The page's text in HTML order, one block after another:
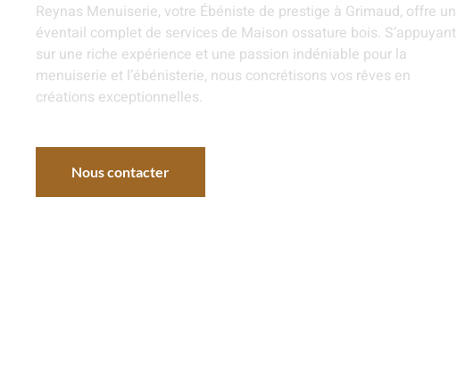
Reynas Menuiserie, votre Ébéniste de prestige à Grimaud, offre un
éventail complet de services de Maison ossature bois. S’appuyant
sur une riche expérience et une passion indéniable pour la
menuiserie et l’ébénisterie, nous concrétisons vos rêves en
créations exceptionnelles.
Nous contacter